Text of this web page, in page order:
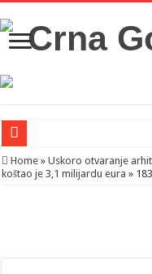
Novosti iz Acibadema
Home » Uskoro otvaranje
koštao je 3,1 milijardu eura »